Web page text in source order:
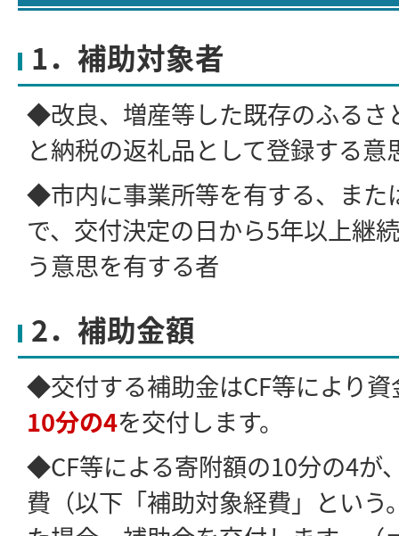
1．補助対象者
◆改良、増産等した既存のふるさ
と納税の返礼品として登録する意
◆市内に事業所等を有する、また
で、交付決定の日から5年以上継
う意思を有する者
2．補助金額
◆交付する補助金はCF等により資
10分の4を交付します。
◆CF等による寄附額の10分の4が
費（以下「補助対象経費」という